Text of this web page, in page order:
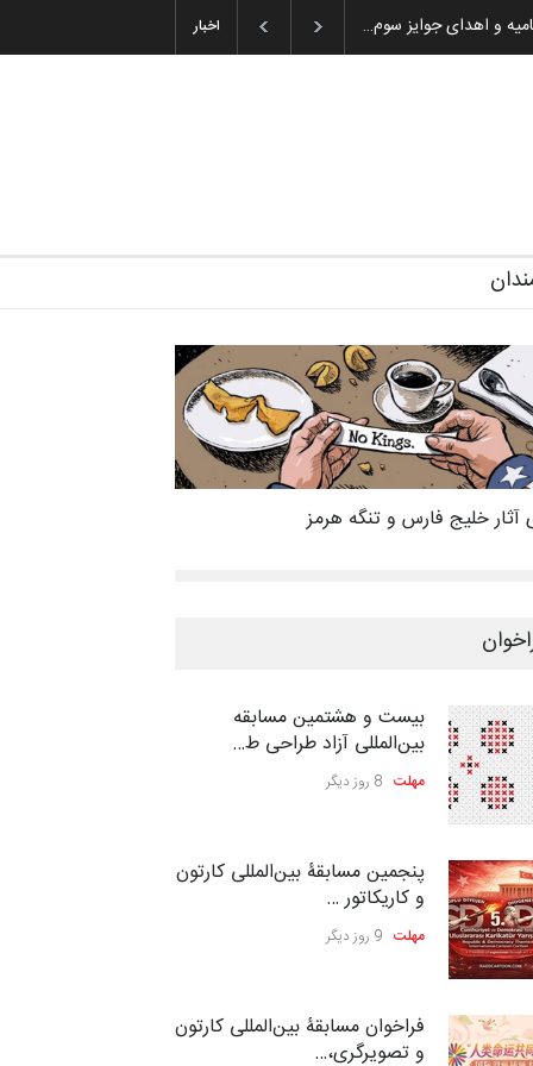
اخبار
گزارش تصویری آیین اختتامیه و اهدای جوایز سوم…
آثار خلیج فارس و تنگه هرمز
بیست و هشتمین مسابقه
بین‌المللی آزاد طراحی ط…
مهلت 8 روز دیگر
پنجمین مسابقۀ بین‌المللی کارتون
و کاریکاتور …
مهلت 9 روز دیگر
فراخوان مسابقۀ بین‌المللی کارتون
و تصویرگری،…